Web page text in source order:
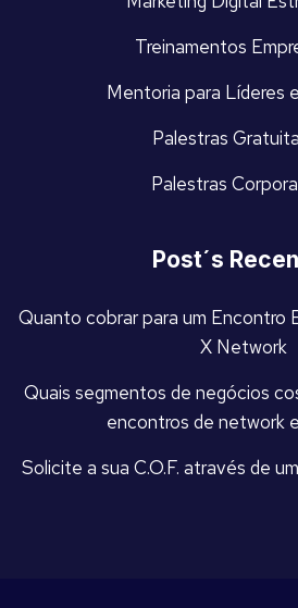
Treinamentos
Mentoria para Líderes
Palestras
Palestras
Post´s
Quanto cobrar para um Encontro
X Network
Quais segmentos de negócios
encontros de network
Solicite a sua C.O.F. através de